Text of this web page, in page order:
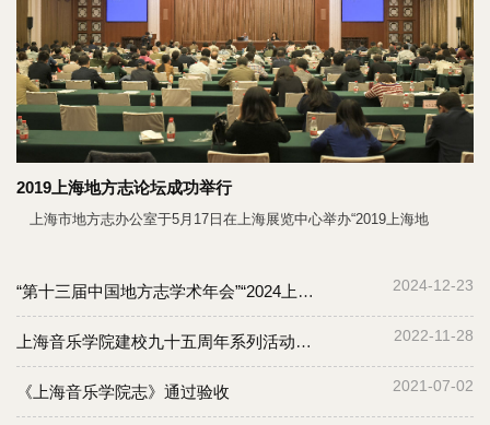
斗使命。建校九十五周年大会上午，建校九十五周年大会在嘹亮的国歌声
中拉开序幕。院领导、中层干部、师生代表、老同志代表等出席了会议，
党委书记裴小倩主持会议。院长廖昌永作题为《扎根中国大地，建设世界
一流》的主题报告。廖昌永首先从整体发展、人才培养、艺术科创、社会
服务、国际合作交流五个方面，回望过去五年上音取得的丰硕成果。他指
出，风雨兼程、薪火相传。再过五年，上音即将迎来建校百年，作为中国
第一所独立建制的国立高等音乐学府，上音的百年进程也将充分代展现中
国高等音乐教育的发展历程，必将成为中国音乐发展史上的重大事件。迈
2019上海地方志论坛成功举行
上海市地方志办公室于5月17日在上海展览中心举办“2019上海地
“第十三届中国地方志学术年会”“2024上海地方志论坛” 在上海举办 2024-12-23
上海音乐学院建校九十五周年系列活动举行 2022-11-28
《上海音乐学院志》通过验收 2021-07-02